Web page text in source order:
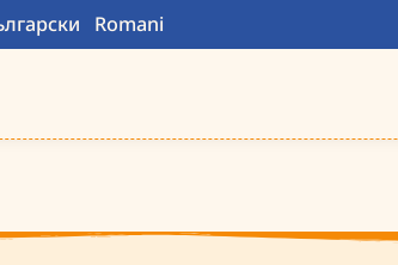
Romani